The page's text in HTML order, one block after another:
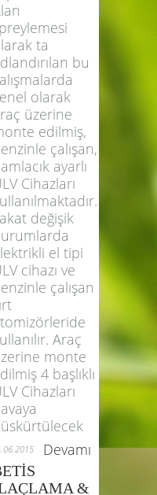
sisle me
ta
bu
olarak
üzerine
edilmiş,
çalışan,
ayarlı
Cihazları
değişik
el tipi
cihazı ve
çalışan
Araç
monte
4 başlıklı
Cihazları